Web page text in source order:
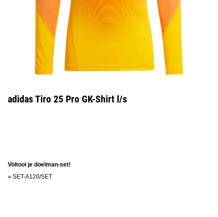
adidas Tiro 25 Pro GK-Shirt l/s
Voltooi je doelman-set!
» SET-A120/SET